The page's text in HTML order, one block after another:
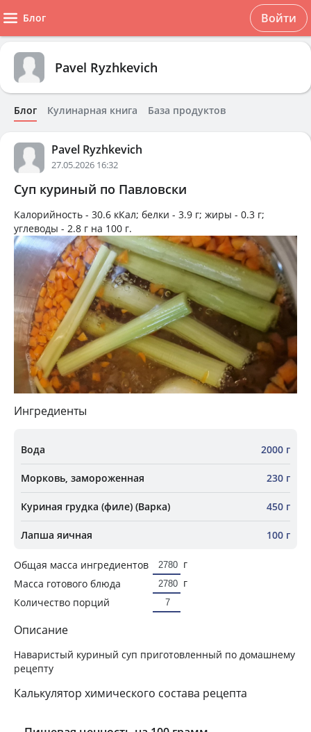
Блог Войти
Pavel Ryzhkevich
Блог Кулинарная книга База продуктов
Pavel Ryzhkevich
27.05.2026 16:32
Суп куриный по Павловски
Калорийность - 30.6 кКал; белки - 3.9 г; жиры - 0.3 г;
углеводы - 2.8 г на 100 г.
Ингредиенты
Вода 2000 г
Морковь, замороженная 230 г
Куриная грудка (филе) (Варка) 450 г
Лапша яичная 100 г
Общая масса ингредиентов
г
Масса готового блюда
г
Количество порций
Описание
Наваристый куриный суп приготовленный по домашнему
рецепту
Калькулятор химического состава рецепта